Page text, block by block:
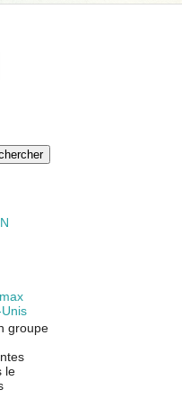
groupe
le